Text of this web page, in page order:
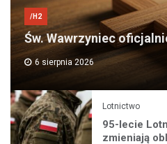
/H2
Św. Wawrzyniec
6 sierpnia 2026
Lotnictwo
95-lecie
zmieniają